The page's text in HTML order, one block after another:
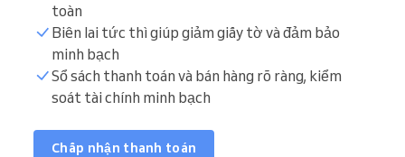
toàn
Biên lai tức thì giúp giảm giấy tờ và đảm bảo
minh bạch
Sổ sách thanh toán và bán hàng rõ ràng, kiểm
soát tài chính minh bạch
Chấp nhận thanh toán